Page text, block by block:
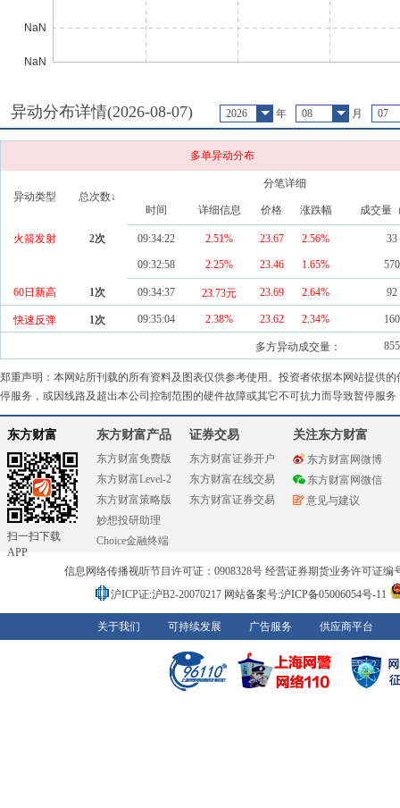
异动分布详情(2026-08-07) 2026 年 08 月 07
多单异动分布
异动类型 总次数↓
分笔详细
时间 详细信息 价格 涨跌幅 成交量
火箭发射 2次 09:34:22 2.51% 23.67 2.56% 33
09:32:58 2.25% 23.46 1.65% 570
60日新高 1次 09:34:37 23.73元 23.69 2.64% 92
快速反弹 1次 09:35:04 2.38% 23.62 2.34% 160
多方异动成交量： 855
郑重声明：本网站所刊载的所有资料及图表仅供参考使用。投资者依据本网站提供
停服务，或因线路及超出本公司控制范围的硬件故障或其它不可抗力而导致暂停服
东方财富
扫一扫下载
APP
东方财富产品
东方财富免费版
东方财富Level-2
东方财富策略版
妙想投研助理
Choice金融终端
证券交易
东方财富证券开户
东方财富在线交易
东方财富证券交易
关注东方财富
东方财富网微博
东方财富网微信
意见与建议
信息网络传播视听节目许可证：0908328号 经营证券期货业务许可证编
沪ICP证:沪B2-20070217 网站备案号:沪ICP备05006054号-11
关于我们 可持续发展 广告服务 供应商平台